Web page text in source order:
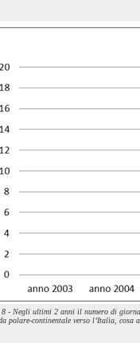
- Negli ultimi 2 anni il numero di
polare-continentale verso l’Italia,